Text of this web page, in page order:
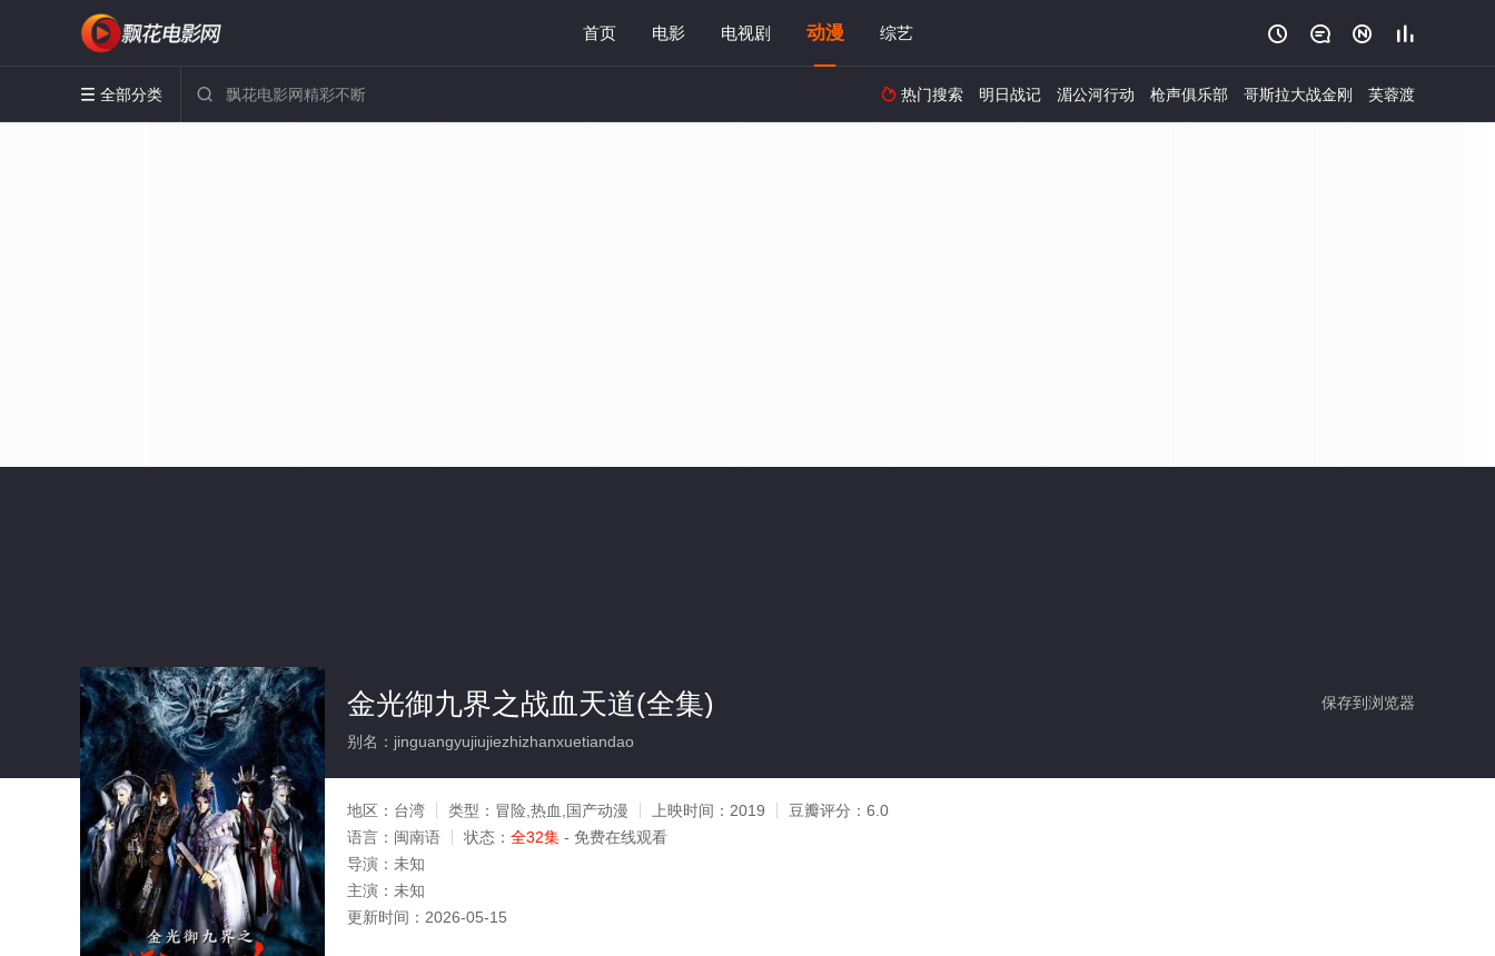
首页 电影 电视剧 动漫 综艺    
 全部分类   热门搜索 明日战记 湄公河行动 枪声俱乐部 哥斯拉大战金刚 芙蓉渡
保存到浏览器
金光御九界之战血天道(全集)
别名：jinguangyujiujiezhizhanxuetiandao
地区： 台湾 类型： 冒险,热血,国产动漫 上映时间： 2019 豆瓣评分： 6.0
语言： 闽南语 状态： 全32集 - 免费在线观看
导演： 未知
主演： 未知
更新时间： 2026-05-15